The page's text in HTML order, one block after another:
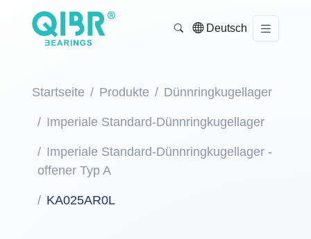
Deutsch
Startseite Produkte Dünnringkugellager
Imperiale Standard-Dünnringkugellager
Imperiale Standard-Dünnringkugellager -
offener Typ A
KA025AR0L